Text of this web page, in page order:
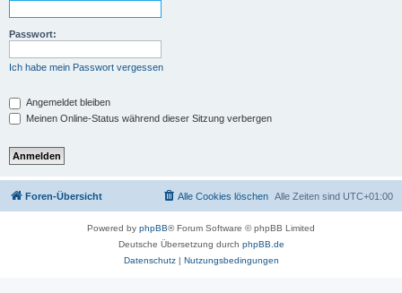
Passwort:
Ich habe mein Passwort vergessen
Angemeldet bleiben
Meinen Online-Status während dieser Sitzung verbergen
Foren-Übersicht Alle Zeiten sind UTC+01:00
Alle Cookies löschen
Powered by phpBB® Forum Software © phpBB Limited
Deutsche Übersetzung durch phpBB.de
Datenschutz| Nutzungsbedingungen